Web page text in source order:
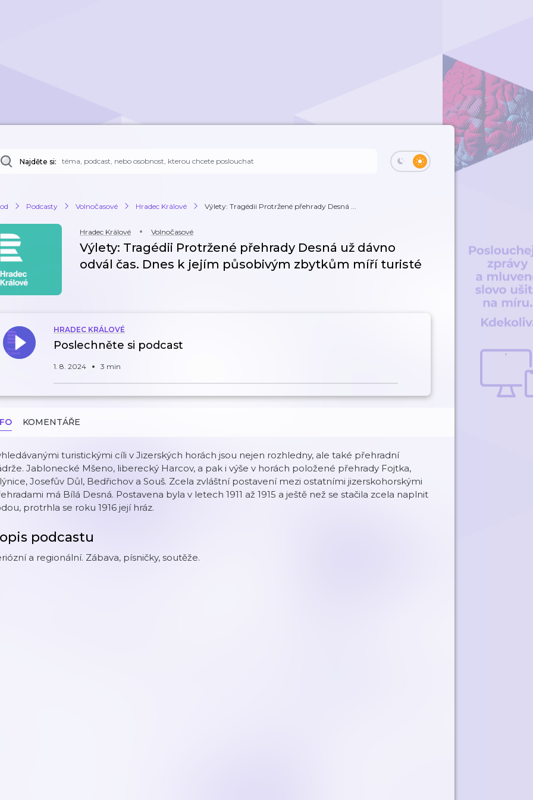
Najděte si:
Podcasty Volnočasové Hradec Králové Výlety: Tragédii Protržené přehrady Desná ...
Hradec Králové Volnočasové
Výlety: Tragédii Protržené přehrady Desná už dávno
odvál čas. Dnes k jejím působivým zbytkům míří turisté
HRADEC KRÁLOVÉ
Poslechněte si podcast
1. 8. 2024 3 min
KOMENTÁŘE
turistickými cíli v Jizerských horách jsou nejen rozhledny, ale také přehradní
Jablonecké Mšeno, liberecký Harcov, a pak i výše v horách položené přehrady Fojtka,
Josefův Důl, Bedřichov a Souš. Zcela zvláštní postavení mezi ostatními jizerskohorskými
má Bílá Desná. Postavena byla v letech 1911 až 1915 a ještě než se stačila zcela naplnit
protrhla se roku 1916 její hráz.
podcastu
a regionální. Zábava, písničky, soutěže.